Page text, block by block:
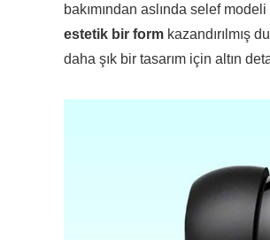
bakımından aslında selef
estetik bir form kazandırılmış
daha şık bir tasarım için altın